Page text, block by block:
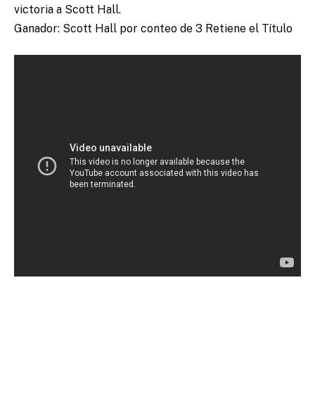
victoria a Scott Hall.
Ganador: Scott Hall por conteo de 3 Retiene el Título